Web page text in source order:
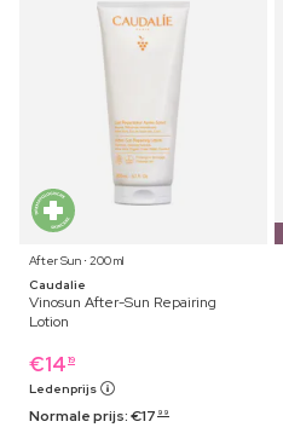
After Sun ⋅ 200 ml
Caudalie
Vinosun After-Sun Repairing
Lotion
€14 19
Ledenprijs
Normale prijs:€17 99